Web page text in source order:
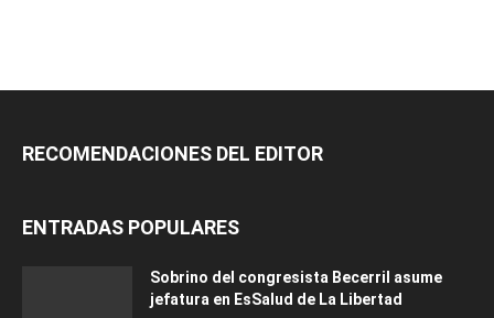
RECOMENDACIONES DEL EDITOR
ENTRADAS POPULARES
Sobrino del congresista Becerril asume
jefatura en EsSalud de La Libertad